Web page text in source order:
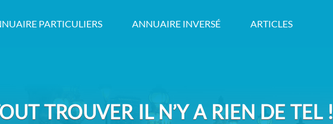
PARTICULIERS ANNUAIRE INVERSÉ ARTICLES
TROUVER IL N’Y A RIEN DE TEL !